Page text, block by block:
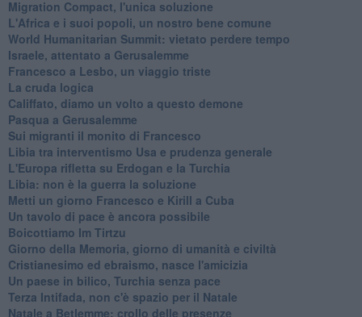
Migration Compact, l'unica soluzione
L'Africa e i suoi popoli, un nostro bene comune
World Humanitarian Summit: vietato perdere tempo
Israele, attentato a Gerusalemme
Francesco a Lesbo, un viaggio triste
La cruda logica
Califfato, diamo un volto a questo demone
Pasqua a Gerusalemme
Sui migranti il monito di Francesco
Libia tra interventismo Usa e prudenza generale
L'Europa rifletta su Erdogan e la Turchia
Libia: non è la guerra la soluzione
Metti un giorno Francesco e Kirill a Cuba
Un tavolo di pace è ancora possibile
Boicottiamo Im Tirtzu
Giorno della Memoria, giorno di umanità e civiltà
Cristianesimo ed ebraismo, nasce l'amicizia
Un paese in bilico, Turchia senza pace
Terza Intifada, non c'è spazio per il Natale
Natale a Betlemme: crollo delle presenze